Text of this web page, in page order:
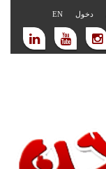
دخول EN